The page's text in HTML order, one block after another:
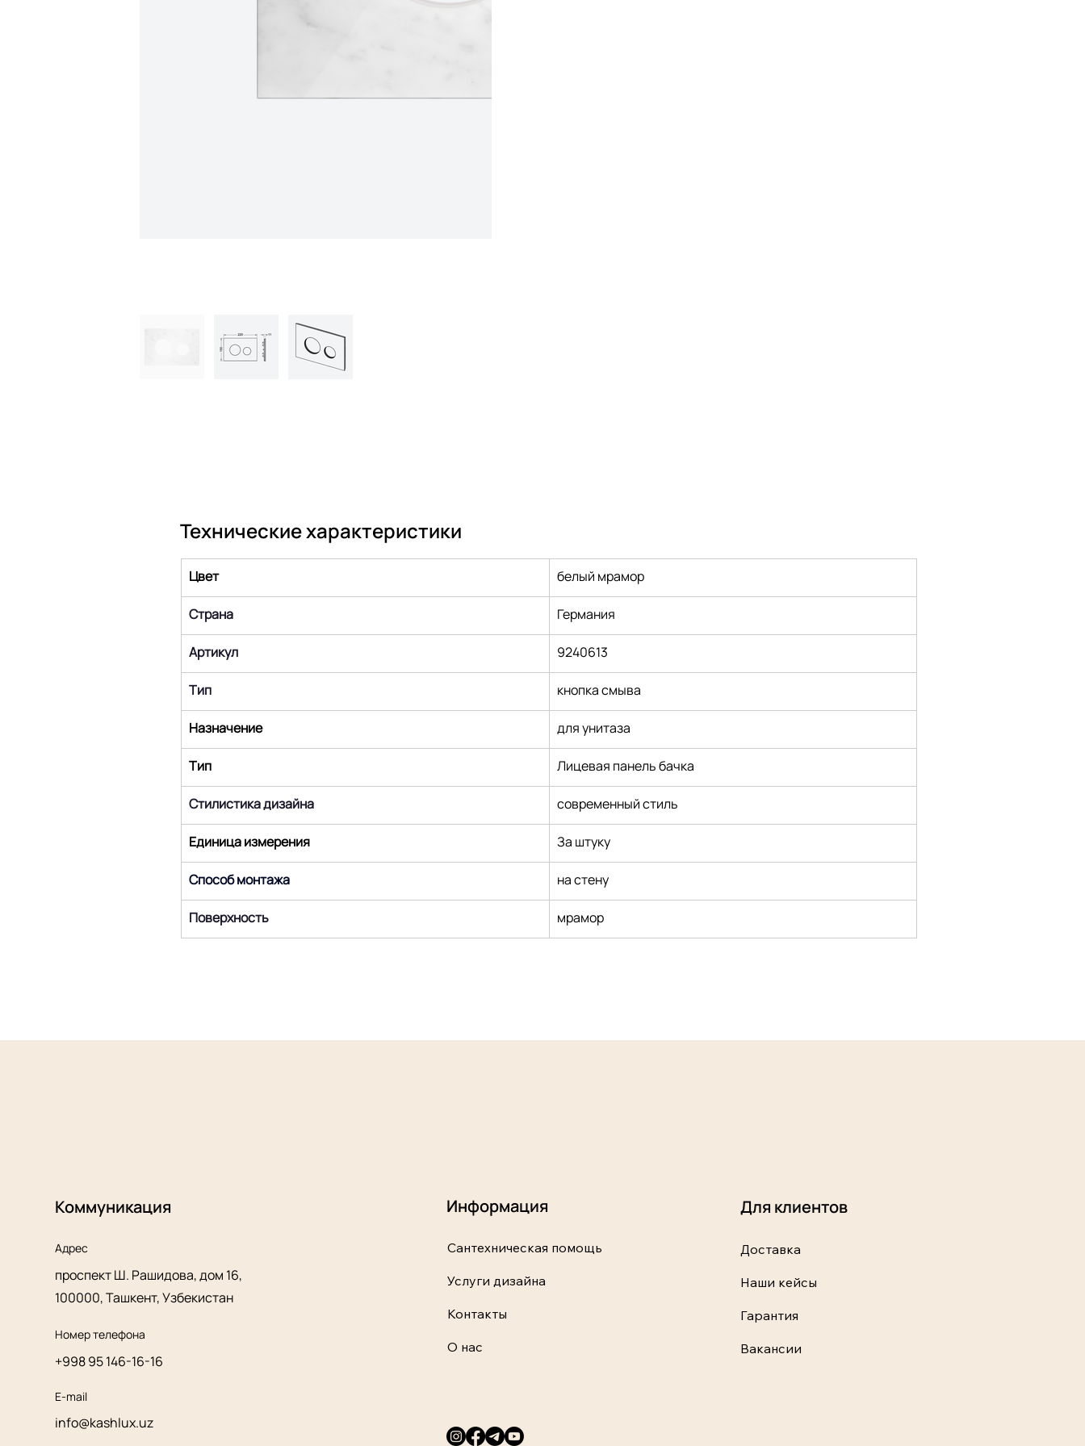
Технические характеристики
Цвет белый мрамор
Страна Германия
Артикул 9240613
Тип кнопка смыва
Назначение для унитаза
Тип Лицевая панель бачка
Стилистика дизайна современный стиль
Единица измерения За штуку
Способ монтажа на стену
Поверхность мрамор
Коммуникация
Адрес
проспект Ш. Рашидова, дом 16,
100000, Ташкент, Узбекистан
Номер телефона
+998 95 146-16-16
E-mail
info@kashlux.uz
Информация
Сантехническая помощь
Услуги дизайна
Контакты
О нас
Для клиентов
Доставка
Наши кейсы
Гарантия
Вакансии